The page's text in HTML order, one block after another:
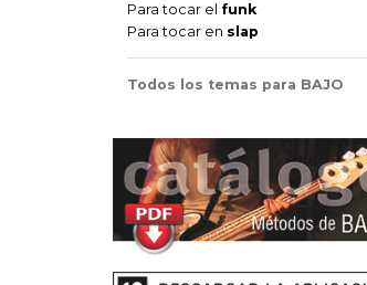
Para tocar el funk
Para tocar en slap
Todos los temas para BAJO